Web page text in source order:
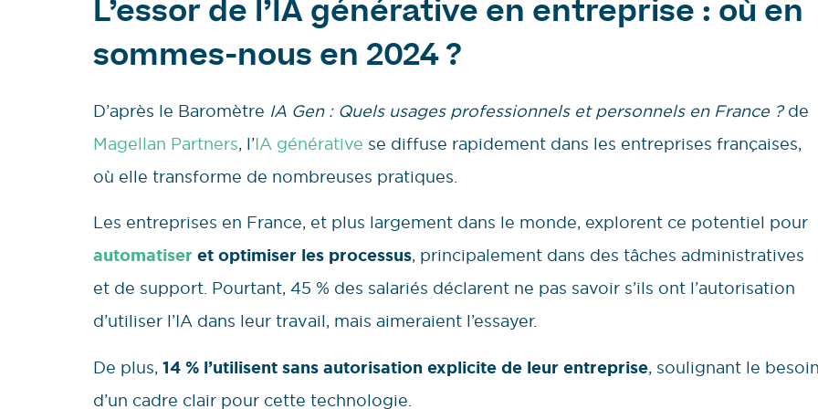
L’essor de l’IA générative en entreprise : où en
sommes-nous en 2024 ?
D’après le Baromètre IA Gen : Quels usages professionnels et personnels en France ?de
Magellan Partners, l’IA générative se diffuse rapidement dans les entreprises françaises,
où elle transforme de nombreuses pratiques.
Les entreprises en France, et plus largement dans le monde, explorent ce potentiel pour
automatiser et optimiser les processus, principalement dans des tâches administratives
et de support. Pourtant, 45 % des salariés déclarent ne pas savoir s’ils ont l’autorisation
d’utiliser l’IA dans leur travail, mais aimeraient l’essayer.
De plus, 14 % l’utilisent sans autorisation explicite de leur entreprise, soulignant le
d’un cadre clair pour cette technologie.